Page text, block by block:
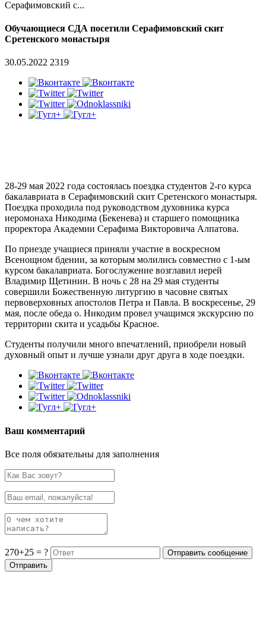
Серафимовский с...
Обучающиеся СДА посетили Серафимовский скит
Сретенского монастыря
30.05.2022 2319
28-29 мая 2022 года состоялась поездка студентов 2-го курса
бакалавриата в Серафимовский скит Сретенского монастыря.
Поездка проходила под руководством духовника курса
иеромонаха Никодима (Бекенева) и старшего помощника
проректора Академии Серафима Викторовича Алпатова.
По приезде учащиеся приняли участие в воскресном
Всенощном бдении, за которым молились совместно с 1-ым
курсом бакалавриата. Богослужение возглавил иерей
Владимир Щетинин. В ночь с 28 на 29 мая студенты
совершили Божественную литургию в часовне святых
первоверховных апостолов Петра и Павла. В воскресенье, 29
мая, после обеда о. Никодим провел учащимся экскурсию по
территории скита и усадьбы Красное.
Студенты получили много впечатлений, приобрели новый
духовный опыт и лучше узнали друг друга в ходе поездки.
Ваш комментарий
Все поля обязательны для заполнения
270+25 = ?